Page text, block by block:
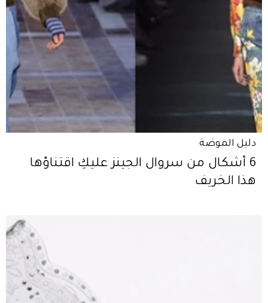
دليل الموضة
6 أشكال من سروال الجينز عليكِ اقتناؤها
هذا الخريف